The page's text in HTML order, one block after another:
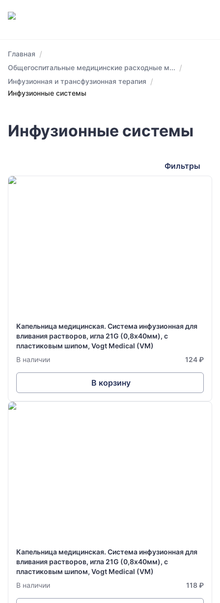
Главная /
Общегоспитальные медицинские расходные м... /
Инфузионная и трансфузионная терапия /
Инфузионные системы
Инфузионные системы
Фильтры
Капельница медицинская. Система инфузионная для
вливания растворов, игла 21G (0,8х40мм), с
пластиковым шипом, Vogt Medical (VM)
В наличии
124 ₽
В корзину
Капельница медицинская. Система инфузионная для
вливания растворов, игла 21G (0,8х40мм), с
пластиковым шипом, Vogt Medical (VM)
В наличии
118 ₽